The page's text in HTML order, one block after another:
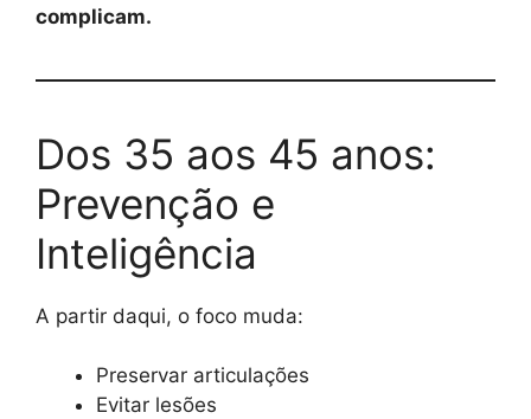
complicam.
Dos 35 aos 45 anos:
Prevenção e
Inteligência
A partir daqui, o foco muda:
Preservar articulações
Evitar lesões